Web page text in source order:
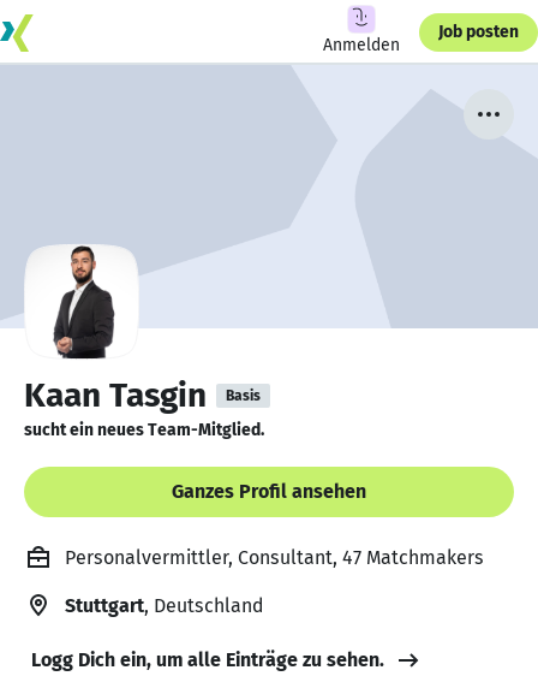
Anmelden
Job posten
Kaan Tasgin Basis
sucht ein neues Team-Mitglied.
Ganzes Profil ansehen
Personalvermittler, Consultant, 47 Matchmakers
Stuttgart, Deutschland
Logg Dich ein, um alle Einträge zu sehen.